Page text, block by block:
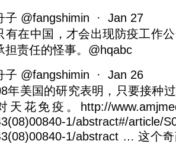
子 @fangshimin · Jan 27
有在中国，才会出现防疫工作
担责任的怪事。@hqabc
子 @fangshimin · Jan 26
年美国的研究表明，只要接种
天花免疫。http://
1/abstract#/article/
1/abstract … 这个